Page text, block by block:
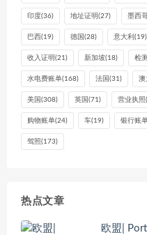
印度(36) 地址证明 (27) 墨西
巴西(19) 德国 (28) 意大利 (19)
收入证明 (21) 新加坡(18) 检
水电费账单(168) 法国 (31) 澳
美国 (308) 英国 (71) 营业执照
购物账单(24) 车(19) 银行账
驾照(173)
热点文章
欧盟|